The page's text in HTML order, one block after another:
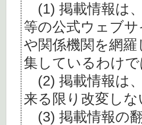
(1) 掲載情報は
等の公式ウェブ
や関係機関を網
集しているわけ
(2) 掲載情報は
来る限り改変し
(3) 掲載情報の